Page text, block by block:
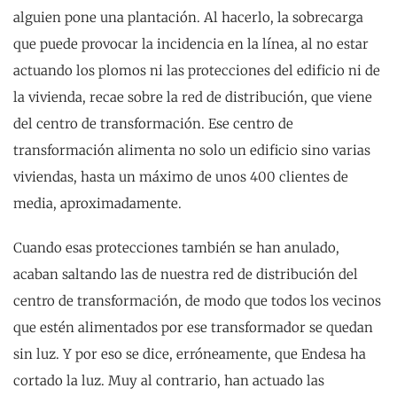
alguien pone una plantación. Al hacerlo, la sobrecarga
que puede provocar la incidencia en la línea, al no estar
actuando los plomos ni las protecciones del edificio ni de
la vivienda, recae sobre la red de distribución, que viene
del centro de transformación. Ese centro de
transformación alimenta no solo un edificio sino varias
viviendas, hasta un máximo de unos 400 clientes de
media, aproximadamente.
Cuando esas protecciones también se han anulado,
acaban saltando las de nuestra red de distribución del
centro de transformación, de modo que todos los vecinos
que estén alimentados por ese transformador se quedan
sin luz. Y por eso se dice, erróneamente, que Endesa ha
cortado la luz. Muy al contrario, han actuado las